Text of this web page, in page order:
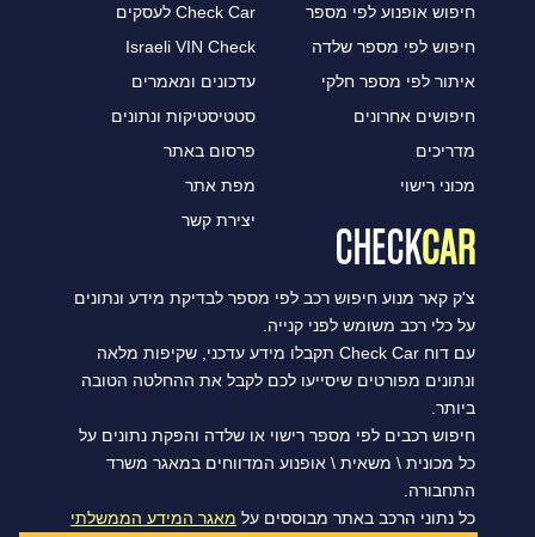
חיפוש אופנוע לפי מספר
חיפוש לפי מספר שלדה
איתור לפי מספר חלקי
חיפושים אחרונים
מדריכים
מכוני רישוי
Check Car לעסקים
Israeli VIN Check
עדכונים ומאמרים
סטטיסטיקות ונתונים
פרסום באתר
מפת אתר
יצירת קשר
צ'ק קאר מנוע חיפוש רכב לפי מספר לבדיקת מידע ונתונים
על כלי רכב משומש לפני קנייה.
עם דוח Check Car תקבלו מידע עדכני, שקיפות מלאה
ונתונים מפורטים שיסייעו לכם לקבל את ההחלטה הטובה
ביותר.
חיפוש רכבים לפי מספר רישוי או שלדה והפקת נתונים על
כל מכונית \ משאית \ אופנוע המדווחים במאגר משרד
התחבורה.
כל נתוני הרכב באתר מבוססים על מאגר המידע הממשלתי